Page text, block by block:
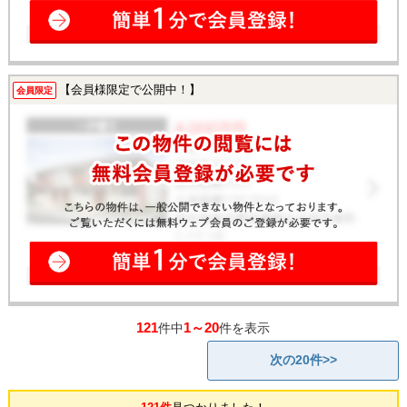
会員限定 【会員様限定で公開中！】
121件中1～20件を表示
次の20件>>